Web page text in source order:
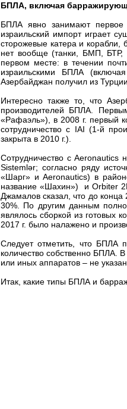
БПЛА, включая
БПЛА явно занимают первое
израильский импорт играет
сторожевые катера и корабли,
нет вообще (танки, БМП, БТР,
первом месте: в течении
израильскими БПЛА
Азербайджан получил из
Интересно также то, что
производителей БПЛА.
«Рафаэль»), в 2008 г. первый
сотрудничество с IAI (1-й
закрыта в 2010 г.).
Сотрудничество с Aeronautics
Sistemlər; согласно ряду
«Шарг» и Aeronautics) в
название «Шахин») и Orbiter
Джамалов сказал, что до конца
30%. По другим данным
являлось сборкой из готовых
2017 г. было налажено и
Следует отметить, что БПЛА
количество собственно БПЛА.
или иных аппаратов – не
Итак, какие типы БПЛА и